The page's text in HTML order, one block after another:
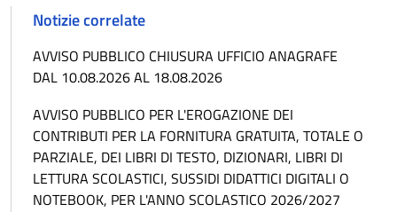
Notizie correlate
AVVISO PUBBLICO CHIUSURA UFFICIO ANAGRAFE
DAL 10.08.2026 AL 18.08.2026
AVVISO PUBBLICO PER L'EROGAZIONE DEI
CONTRIBUTI PER LA FORNITURA GRATUITA, TOTALE O
PARZIALE, DEI LIBRI DI TESTO, DIZIONARI, LIBRI DI
LETTURA SCOLASTICI, SUSSIDI DIDATTICI DIGITALI O
NOTEBOOK, PER L'ANNO SCOLASTICO 2026/2027